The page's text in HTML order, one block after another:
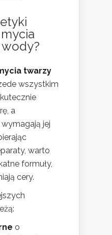
twarzy
wszystkim
a
jej
warto
formuły,
cery.
o